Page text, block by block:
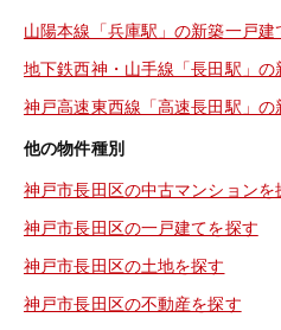
山陽本線「兵庫駅」の新築一戸建
地下鉄西神・山手線「長田駅」の
神戸高速東西線「高速長田駅」の
他の物件種別
神戸市長田区の中古マンションを
神戸市長田区の一戸建てを探す
神戸市長田区の土地を探す
神戸市長田区の不動産を探す